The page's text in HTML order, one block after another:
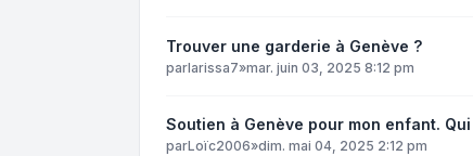
Trouver une garderie à Genève ?
parlarissa7»mar. juin 03, 2025 8:12 pm
Soutien à Genève pour mon enfant.
parLoïc2006»dim. mai 04, 2025 2:12 pm